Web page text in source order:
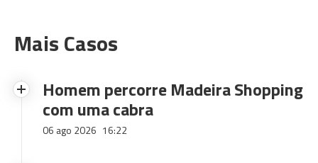
Mais Casos
Homem percorre Madeira Shopping
com uma cabra
06 ago 2026 16:22